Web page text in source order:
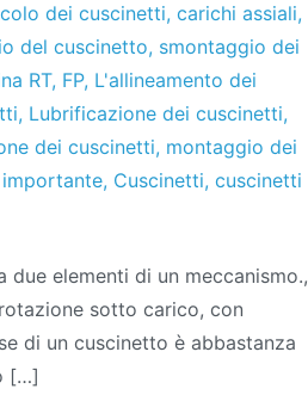
dei cuscinetti, carichi assiali,
del cuscinetto, smontaggio dei
RT, FP, L'allineamento dei
, Lubrificazione dei cuscinetti,
dei cuscinetti, montaggio dei
importante, Cuscinetti, cuscinetti
elementi di un meccanismo.,
sotto carico, con
di un cuscinetto è abbastanza
[…]